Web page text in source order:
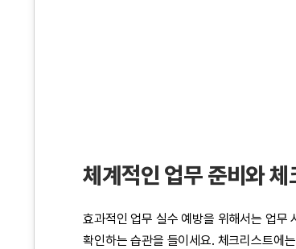
체계적인 업무 준비와
효과적인 업무 실수 예방을 위해서는 업무
확인하는 습관을 들이세요. 체크리스트에